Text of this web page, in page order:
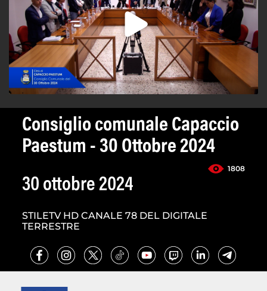
Consiglio comunale Capaccio
Paestum - 30 Ottobre 2024
1808
30 ottobre 2024
STILETV HD CANALE 78 DEL DIGITALE
TERRESTRE